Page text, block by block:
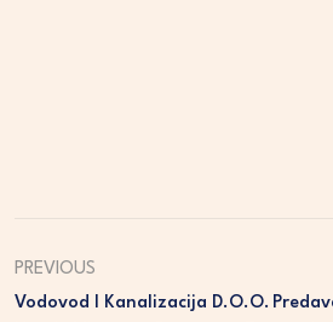
PREVIOUS
Vodovod I Kanalizacija D.o.o.